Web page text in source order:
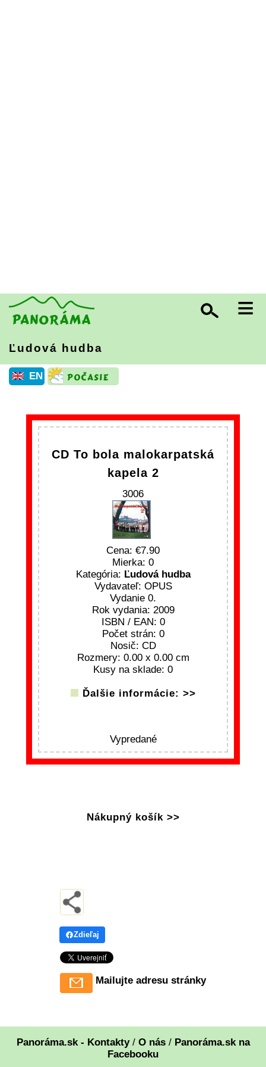
≡
Ľudová hudba
EN
CD To bola malokarpatská
kapela 2
3006
Cena:
7.90
Mierka: 0
Kategória: Ľudová hudba
Vydavateľ: OPUS
Vydanie 0.
Rok vydania: 2009
ISBN / EAN: 0
Počet strán: 0
Nosič: CD
Rozmery: 0.00 x 0.00 cm
Kusy na sklade: 0
Ďalšie informácie: >>
Vypredané
Nákupný košík >>
Zdieľaj
Mailujte adresu stránky
Panoráma.sk - Kontakty/ O nás/ Panoráma.sk na
Facebooku